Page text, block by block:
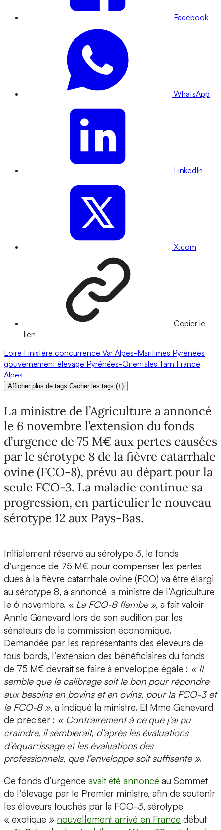
Facebook
WhatsApp
LinkedIn
X.com
Copier le
lien
Loire Finistère concurrence Var Alpes-Maritimes Pyrénées
gouvernement élevage Pyrénées-Orientales Tarn France
Alpes
Afficher plus de tags Cacher les tags (+)
La ministre de l’Agriculture a annoncé
le 6 novembre l’extension du fonds
d’urgence de 75 M€ aux pertes causées
par le sérotype 8 de la fièvre catarrhale
ovine (FCO-8), prévu au départ pour la
seule FCO-3. La maladie continue sa
progression, en particulier le nouveau
sérotype 12 aux Pays-Bas.
Initialement réservé au sérotype 3, le fonds
d’urgence de 75 M€ pour compenser les pertes
dues à la fièvre catarrhale ovine (FCO) va être élargi
au sérotype 8, a annoncé la ministre de l’Agriculture
le 6 novembre. « La FCO-8 flambe », a fait valoir
Annie Genevard lors de son audition par les
sénateurs de la commission économique.
Demandée par les représentants des éleveurs de
tous bords, l’extension des bénéficiaires du fonds
de 75 M€ devrait se faire à enveloppe égale : « Il
semble que le calibrage soit le bon pour répondre
aux besoins en bovins et en ovins, pour la FCO-3 et
la FCO-8 », a indiqué la ministre. Et Mme Genevard
de préciser : « Contrairement à ce que j’ai pu
craindre, il semblerait, d‘après les évaluations
d’équarrissage et les évaluations des
professionnels, que l’enveloppe soit suffisante ».
Ce fonds d’urgence avait été annoncé au Sommet
de l’élevage par le Premier ministre, afin de soutenir
les éleveurs touchés par la FCO-3, sérotype
« exotique » nouvellement arrivé en France début